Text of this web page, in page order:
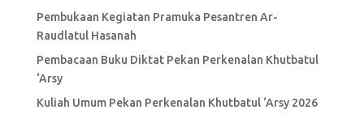
Pembukaan Kegiatan Pramuka Pesantren Ar-
Raudlatul Hasanah
Pembacaan Buku Diktat Pekan Perkenalan Khutbatul
‘Arsy
Kuliah Umum Pekan Perkenalan Khutbatul ‘Arsy 2026